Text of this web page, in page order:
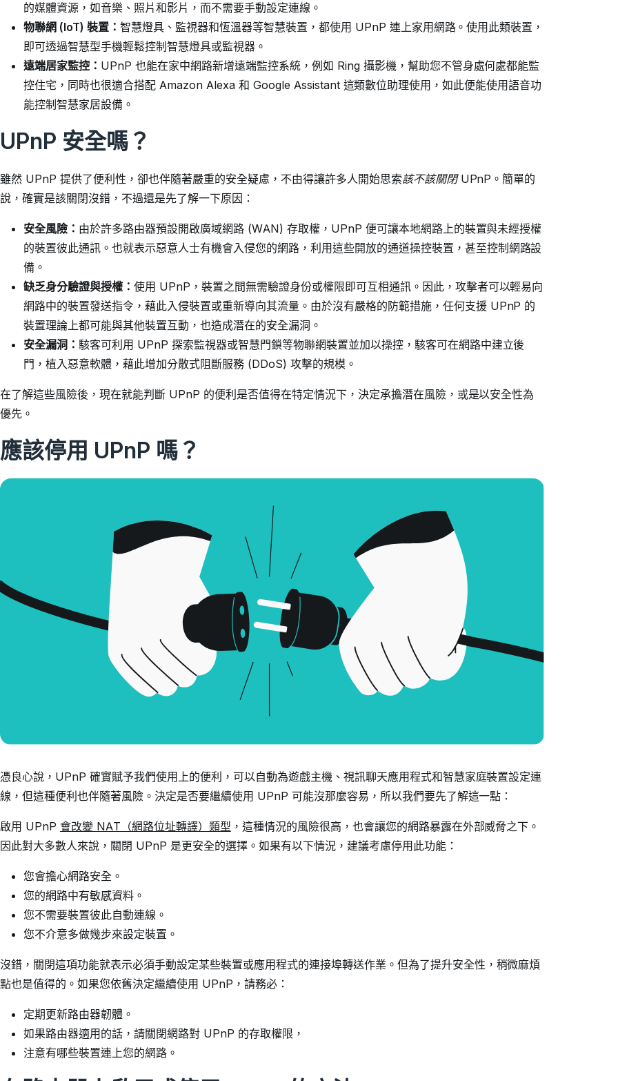
的媒體資源，如音樂、照片和影片，而不需要手動設定連線。
物聯網 (IoT) 裝置： 智慧燈具、監視器和恆溫器等智慧裝置，都使用 UPnP 連上家用網路。使用此類裝置，
即可透過智慧型手機輕鬆控制智慧燈具或監視器。
遠端居家監控： UPnP 也能在家中網路新增遠端監控系統，例如 Ring 攝影機，幫助您不管身處何處都能監
控住宅，同時也很適合搭配 Amazon Alexa 和 Google Assistant 這類數位助理使用，如此便能使用語音功
能控制智慧家居設備。
UPnP 安全嗎？
雖然 UPnP 提供了便利性，卻也伴隨著嚴重的安全疑慮，不由得讓許多人開始思索該不該關閉 UPnP 。簡單的
說，確實是該關閉沒錯，不過還是先了解一下原因：
安全風險： 由於許多路由器預設開啟廣域網路 (WAN) 存取權，UPnP 便可讓本地網路上的裝置與未經授權
的裝置彼此通訊。也就表示惡意人士有機會入侵您的網路，利用這些開放的通道操控裝置，甚至控制網路設
備。
缺乏身分驗證與授權： 使用 UPnP，裝置之間無需驗證身份或權限即可互相通訊。因此，攻擊者可以輕易向
網路中的裝置發送指令，藉此入侵裝置或重新導向其流量。由於沒有嚴格的防範措施，任何支援 UPnP 的
裝置理論上都可能與其他裝置互動，也造成潛在的安全漏洞。
安全漏洞： 駭客可利用 UPnP 探索監視器或智慧門鎖等物聯網裝置並加以操控，駭客可在網路中建立後
門，植入惡意軟體，藉此增加分散式阻斷服務 (DDoS) 攻擊的規模。
在了解這些風險後，現在就能判斷 UPnP 的便利是否值得在特定情況下，決定承擔潛在風險，或是以安全性為
優先。
應該停用 UPnP 嗎？
憑良心說，UPnP 確實賦予我們使用上的便利，可以自動為遊戲主機、視訊聊天應用程式和智慧家庭裝置設定連
線，但這種便利也伴隨著風險。決定是否要繼續使用 UPnP 可能沒那麼容易，所以我們要先了解這一點：
啟用 UPnP 會改變 NAT（網路位址轉譯）類型 ，這種情況的風險很高，也會讓您的網路暴露在外部威脅之下。
因此對大多數人來說，關閉 UPnP 是更安全的選擇。如果有以下情況，建議考慮停用此功能：
您會擔心網路安全。
您的網路中有敏感資料。
您不需要裝置彼此自動連線。
您不介意多做幾步來設定裝置。
沒錯，關閉這項功能就表示必須手動設定某些裝置或應用程式的連接埠轉送作業。但為了提升安全性，稍微麻煩
點也是值得的。如果您依舊決定繼續使用 UPnP，請務必：
定期更新路由器韌體。
如果路由器適用的話，請關閉網路對 UPnP 的存取權限，
注意有哪些裝置連上您的網路。